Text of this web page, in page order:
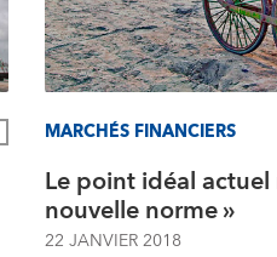
MARCHÉS FINANCIERS
Le point idéal actuel
nouvelle norme »
22 JANVIER 2018